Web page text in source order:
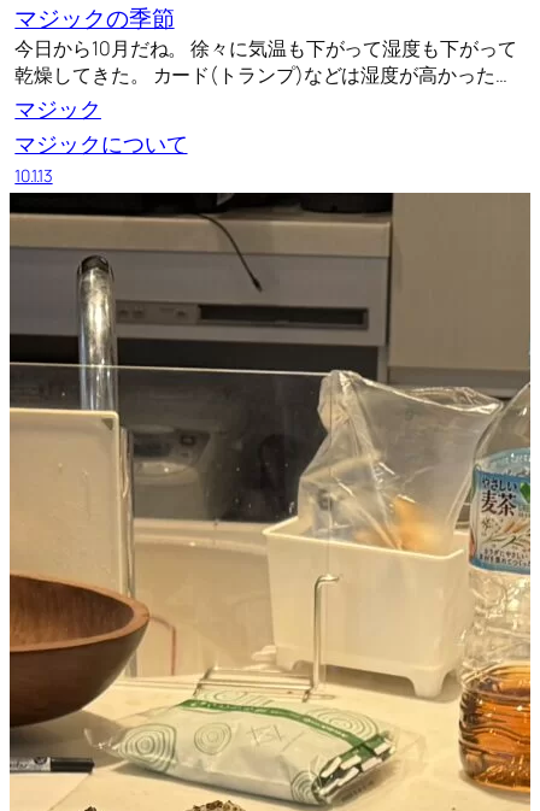
マジックの季節
今日から10月だね。 徐々に気温も下がって湿度も下がって
乾燥してきた。 カード(トランプ)などは湿度が高かった…
マジック
マジックについて
10.1.13